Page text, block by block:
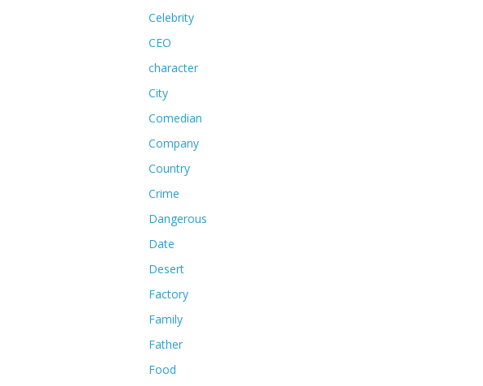
Celebrity
CEO
character
City
Comedian
Company
Country
Crime
Dangerous
Date
Desert
Factory
Family
Father
Food